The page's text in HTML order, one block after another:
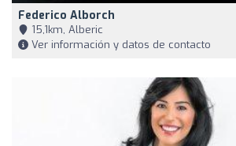
Federico Alborch
15,1km, Alberic
Ver información y datos de contacto